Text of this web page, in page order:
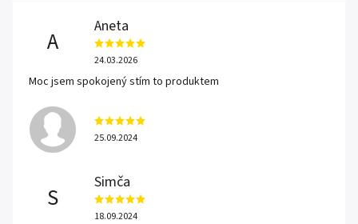
A
Aneta
24.03.2026
Moc jsem spokojený stím to produktem
25.09.2024
S
Simča
18.09.2024